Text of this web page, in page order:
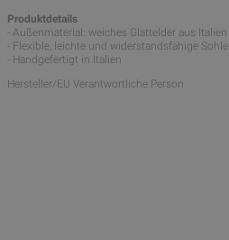
Produktdetails
- Außenmaterial: weiches Glattelder aus Italien
- Flexible, leichte und widerstandsfähige Sohle
- Handgefertigt in Italien
Hersteller/EU Verantwortliche Person